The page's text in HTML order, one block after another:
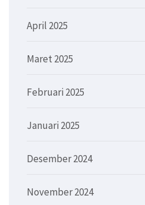
April 2025
Maret 2025
Februari 2025
Januari 2025
Desember 2024
November 2024